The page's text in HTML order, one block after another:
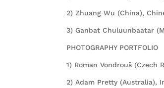
2) Zhuang Wu (China),
3) Ganbat Chuluunbaatar
PHOTOGRAPHY PORTFOLIO
1) Roman Vondrouš (Czech
2) Adam Pretty (Australia),